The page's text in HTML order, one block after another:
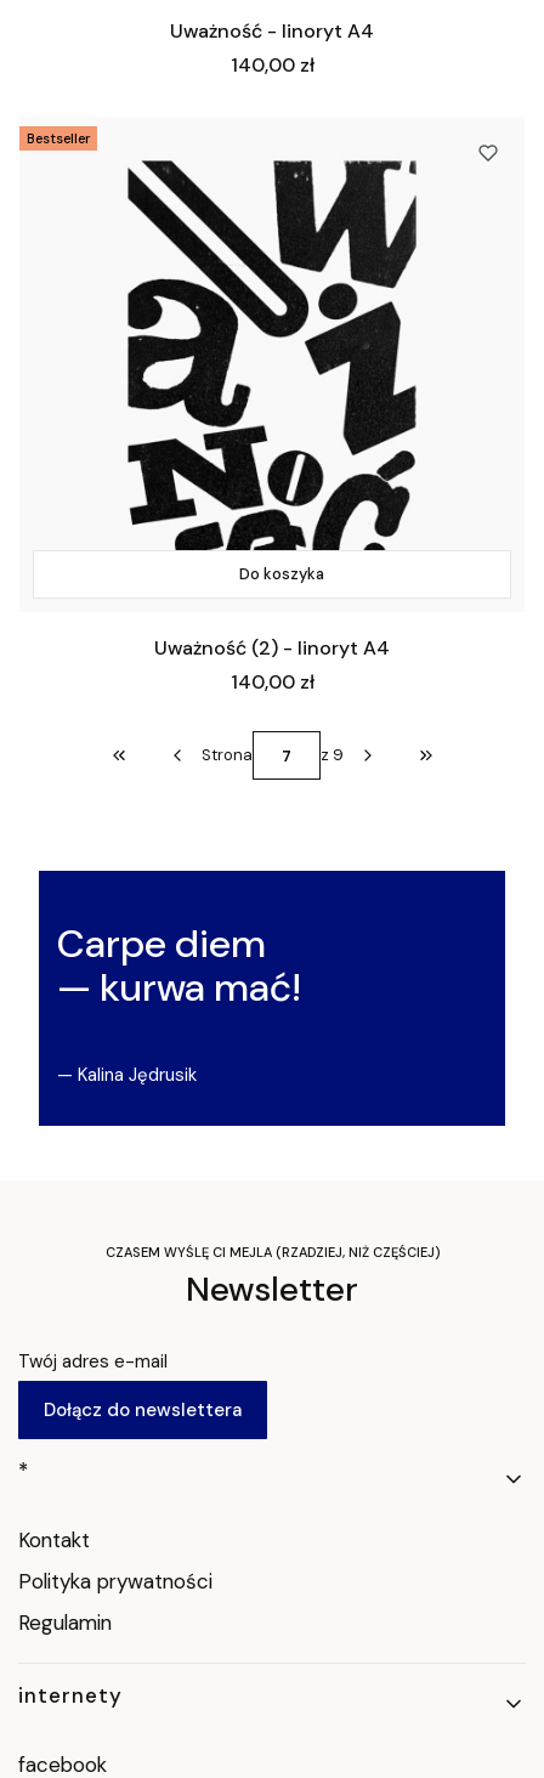
Uważność - linoryt A4
Cena
140,00 zł
Bestseller
Do koszyka
Uważność (2) - linoryt A4
Cena
140,00 zł
Wróć do pierwszej strony z produktami
Strona z 9 Przejdź do
Carpe diem
— kurwa mać!
— Kalina Jędrusik
CZASEM WYŚLĘ CI MEJLA (RZADZIEJ, NIŻ CZĘŚCIEJ)
Newsletter
Twój adres e-mail
Dołącz do newslettera
Linki w stopce
*
Kontakt
Polityka prywatności
Regulamin
internety
facebook